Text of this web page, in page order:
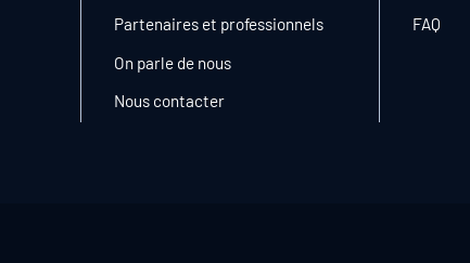
Partenaires et professionnels
On parle de nous
Nous contacter
FAQ